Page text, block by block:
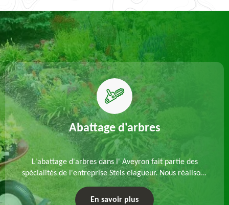
Abattage d'arbres
L'abattage d'arbres dans l' Aveyron fait partie des
spécialités de l'entreprise Steis elagueur. Nous réalisons
un abattage direct ou par démontage, tenant compte
des particularités du site et des végétaux.
En savoir plus